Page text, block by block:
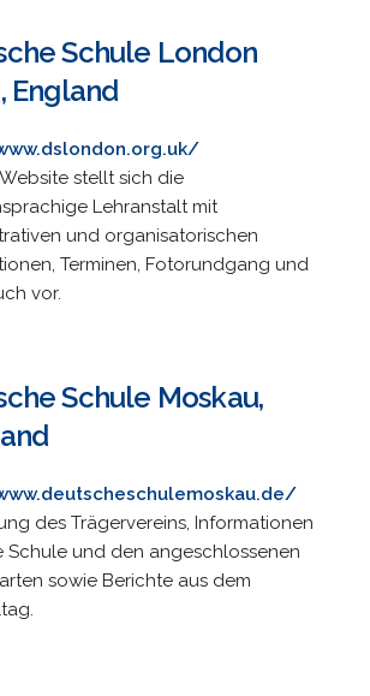
Schule London
England
stellt sich die
Lehranstalt mit
und organisatorischen
Terminen, Fotorundgang und
vor.
Schule Moskau,
des Trägervereins, Informationen
Schule und den angeschlossenen
sowie Berichte aus dem